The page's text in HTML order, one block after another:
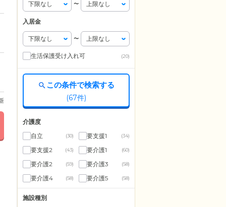
〜
入居金
〜
生活保護受け入れ可 (20)
この条件で検索する
(67件)
介護度
自立
(30) 要支援1 (34)
要支援2 (43) 要介護1 (60)
要介護2 (59) 要介護3 (58)
要介護4 (58) 要介護5 (58)
施設種別